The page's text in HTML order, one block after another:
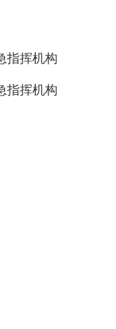
指挥机构
指挥机构